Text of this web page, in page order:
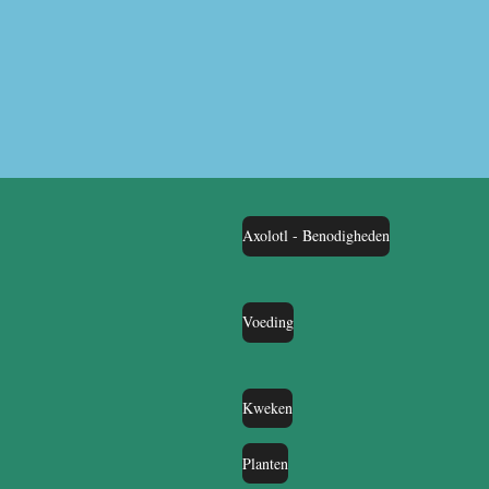
Axolotl - Benodigheden
Voeding
Kweken
Planten